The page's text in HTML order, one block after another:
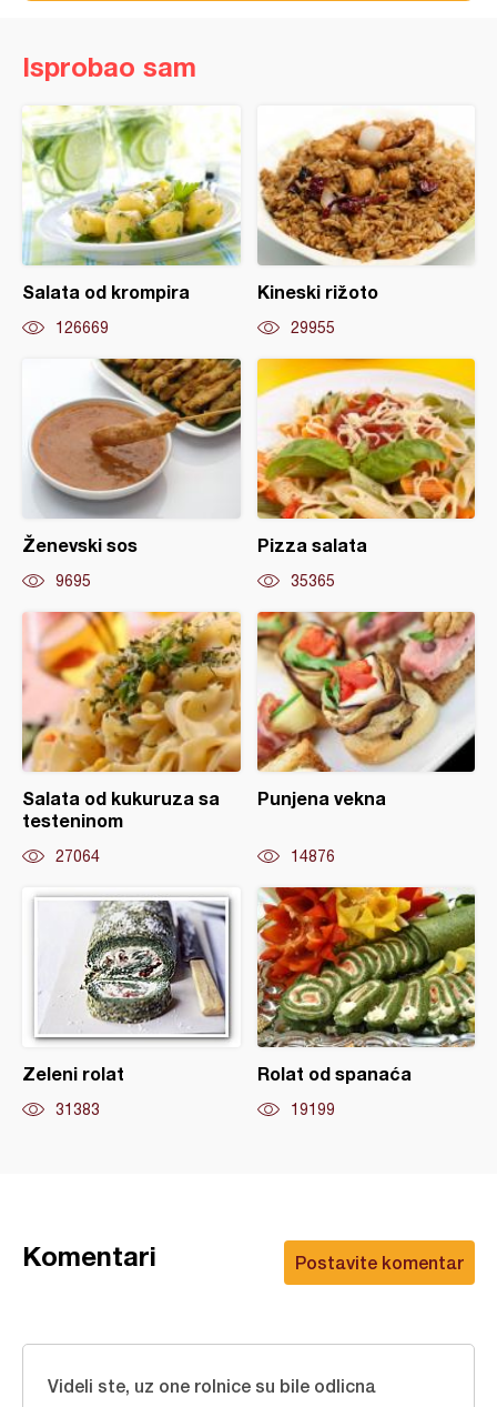
Isprobao sam
Salata od krompira
126669
Kineski rižoto
29955
Ženevski sos
9695
Pizza salata
35365
Salata od kukuruza sa
testeninom
27064
Punjena vekna
14876
Zeleni rolat
31383
Rolat od spanaća
19199
Postavite komentar
Komentari
Videli ste, uz one rolnice su bile odlicna